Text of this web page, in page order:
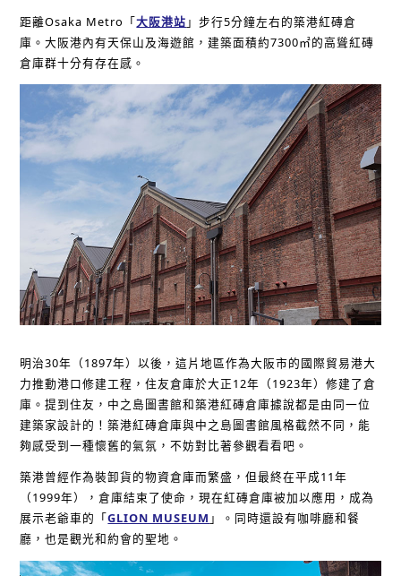
距離Osaka Metro「大阪港站 」步行5分鐘左右的築港紅磚倉
庫。大阪港內有天保山及海遊館，建築面積約7300㎡的高聳紅磚
倉庫群十分有存在感。
明治30年（1897年）以後，這片地區作為大阪市的國際貿易港大
力推動港口修建工程，住友倉庫於大正12年（1923年）修建了倉
庫。提到住友，中之島圖書館和築港紅磚倉庫據說都是由同一位
建築家設計的！築港紅磚倉庫與中之島圖書館風格截然不同，能
夠感受到一種懷舊的氣氛，不妨對比著參觀看看吧。
築港曾經作為裝卸貨的物資倉庫而繁盛，但最終在平成11年
（1999年），倉庫結束了使命，現在紅磚倉庫被加以應用，成為
展示老爺車的「GLION MUSEUM 」。同時還設有咖啡廳和餐
廳，也是觀光和約會的聖地。